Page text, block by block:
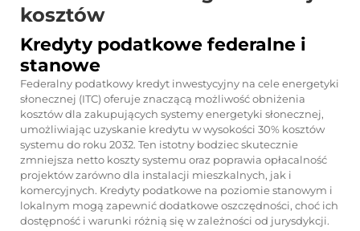
kosztów
Kredyty podatkowe federalne i
stanowe
Federalny podatkowy kredyt inwestycyjny na cele energetyki
słonecznej (ITC) oferuje znaczącą możliwość obniżenia
kosztów dla zakupujących systemy energetyki słonecznej,
umożliwiając uzyskanie kredytu w wysokości 30% kosztów
systemu do roku 2032. Ten istotny bodziec skutecznie
zmniejsza netto koszty systemu oraz poprawia opłacalność
projektów zarówno dla instalacji mieszkalnych, jak i
komercyjnych. Kredyty podatkowe na poziomie stanowym i
lokalnym mogą zapewnić dodatkowe oszczędności, choć ich
dostępność i warunki różnią się w zależności od jurysdykcji.